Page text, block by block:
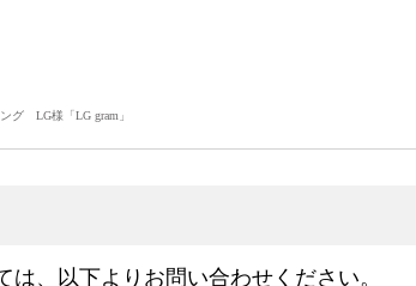
LG様「LG gram」
は、以下よりお問い合わせください。